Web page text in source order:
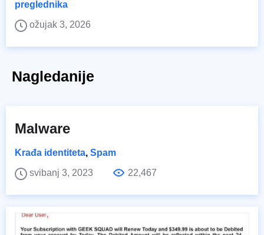
preglednika
ožujak 3, 2026
Nagledanije
Malware
Krađa identiteta, Spam
svibanj 3, 2023
22,467